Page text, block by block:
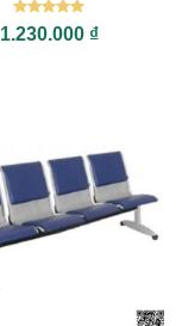
Được xếp
hạng55
1.230.000 ₫